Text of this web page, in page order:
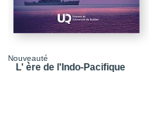
Nouveauté
L' ère de l'Indo-Pacifique